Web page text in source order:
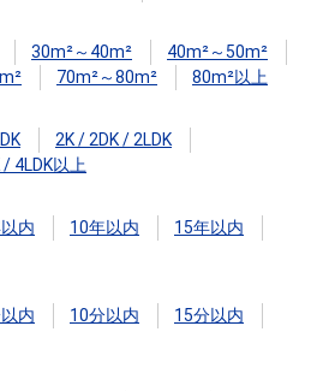
30m²～40m²
40m²～50m²
70m²～80m²
80m²以上
2K / 2DK / 2LDK
/ 4LDK以上
内 10年以内
15年以内
内 10分以内
15分以内